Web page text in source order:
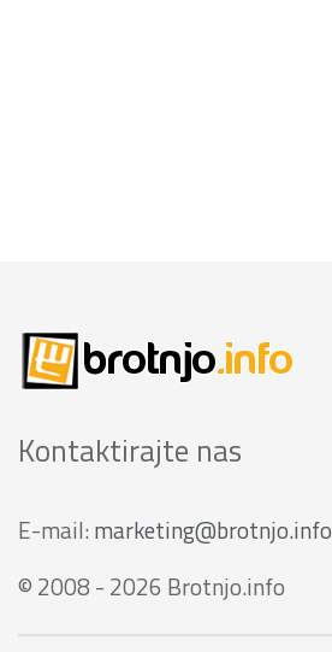
Kontaktirajte nas
E-mail: marketing@brotnjo.info
© 2008 - 2026 Brotnjo.info